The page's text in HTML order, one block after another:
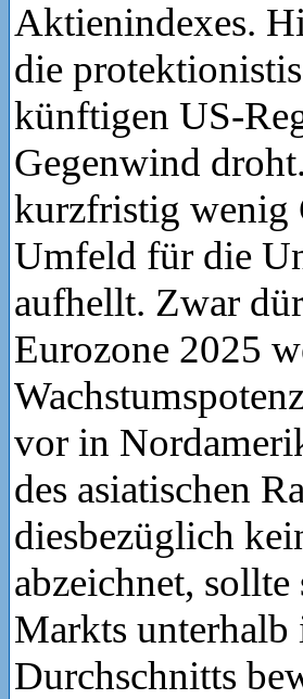
Aktienindexes.
die
künftigen US-
Gegenwind
kurzfristig wenig
Umfeld für die
aufhellt. Zwar
Eurozone 2025
vor in
des asiatischen
diesbezüglich
abzeichnet,
Markts
Durchschnitts